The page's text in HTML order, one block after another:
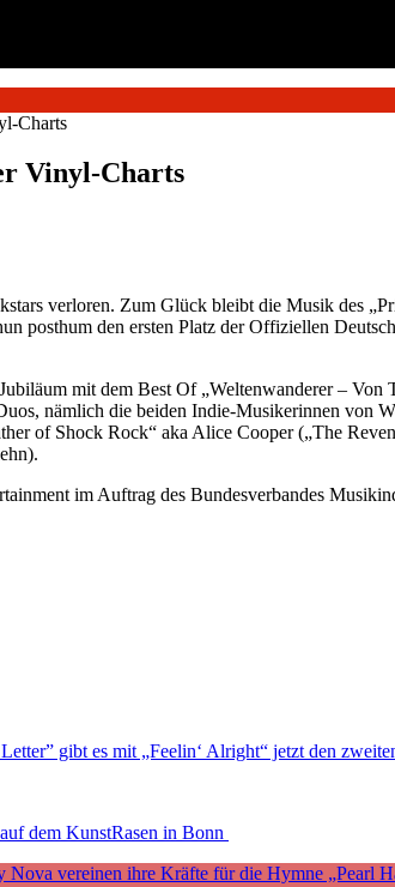
Charts
Vinyl-Charts
verloren. Zum Glück bleibt die Musik des
posthum den ersten Platz der Offiziellen
mit dem Best Of „Weltenwanderer –
nämlich die beiden Indie-Musikerinnen
of Shock Rock“ aka Alice Cooper („The
im Auftrag des Bundesverbandes
gibt es mit „Feelin‘ Alright“ jetzt den
dem KunstRasen in Bonn
vereinen ihre Kräfte für die Hymne „Pearl